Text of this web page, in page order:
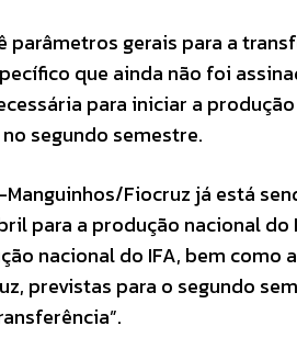
parâmetros gerais para a
que ainda não foi
para iniciar a
segundo semestre.
Fiocruz já está
para a produção nacional do
nacional do IFA, bem
previstas para o segundo